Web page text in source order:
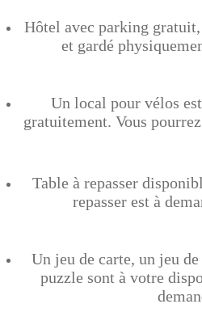
Hôtel avec parking
et gardé
Un local pour vélos
gratuitement. Vous
Table à repasser
repasser est à
Un jeu de carte, un jeu
puzzle sont à votre